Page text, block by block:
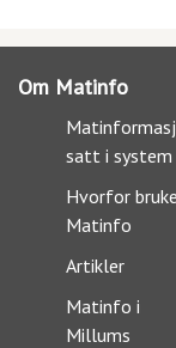
Om Matinfo
satt i system
Hvorfor bruke
Matinfo
Artikler
Matinfo i
Millums